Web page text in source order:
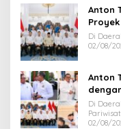
Anton
Di
02/08/
Anton
Di
02/08/